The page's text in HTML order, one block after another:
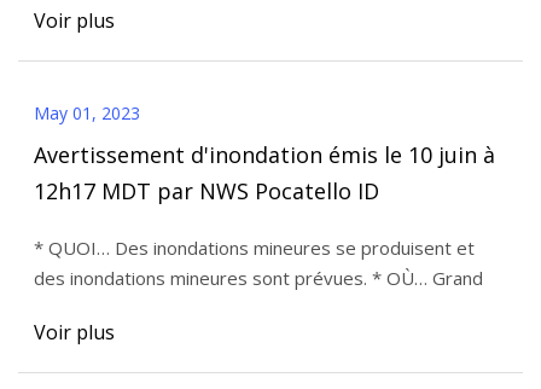
Voir plus
May 01, 2023
Avertissement d'inondation émis le 10 juin à
12h17 MDT par NWS Pocatello ID
* QUOI… Des inondations mineures se produisent et
des inondations mineures sont prévues. * OÙ… Grand
Voir plus